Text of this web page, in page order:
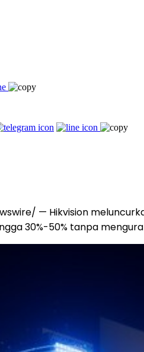
— Hikvision
30%-50% tanpa